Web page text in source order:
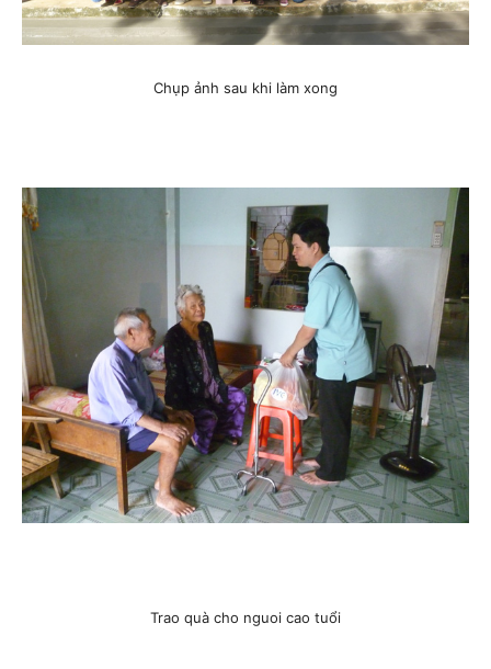
Chụp ảnh sau khi làm xong
Trao quà cho nguoi cao tuổi